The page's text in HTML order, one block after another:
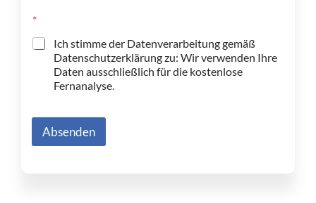
r
*
Ich stimme der Datenverarbeitung gemäß
Datenschutzerklärung zu: Wir verwenden Ihre
Daten ausschließlich für die kostenlose
Fernanalyse.
Absenden